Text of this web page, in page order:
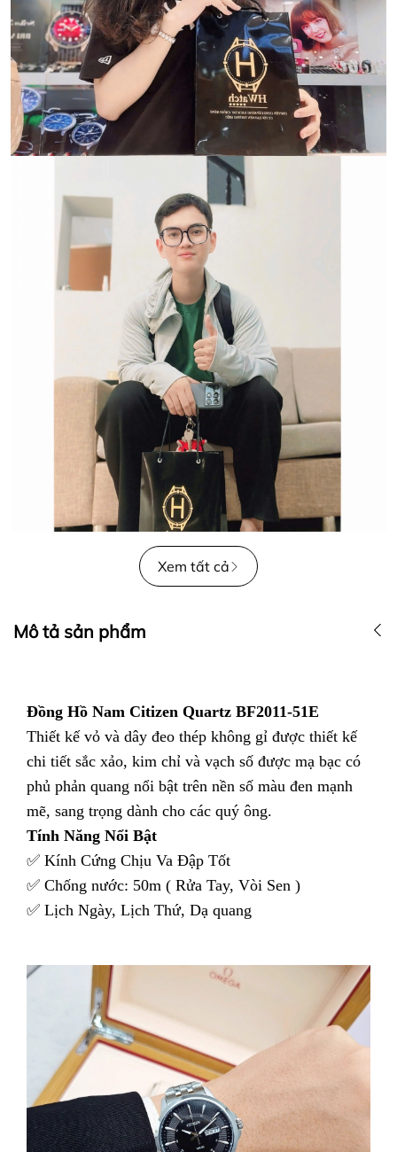
Xem tất cả
Mô tả sản phẩm
Đồng Hồ Nam Citizen Quartz BF2011-51E
Thiết kế vỏ và dây đeo thép không gỉ được thiết kế
chi tiết sắc xảo, kim chỉ và vạch số được mạ bạc có
phủ phản quang nổi bật trên nền số màu đen mạnh
mẽ, sang trọng dành cho các quý ông.
Tính Năng Nổi Bật
✅ Kính Cứng Chịu Va Đập Tốt
✅ Chống nước: 50m ( Rửa Tay, Vòi Sen )
✅ Lịch Ngày, Lịch Thứ, Dạ quang